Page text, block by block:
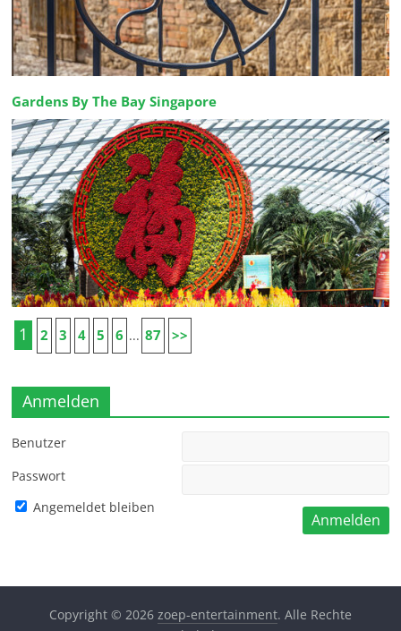
Gardens By The Bay Singapore
1 2 3 4 5 6 ... 87 >>
Anmelden
Benutzer
Passwort
Angemeldet bleiben
Copyright © 2026 zoep-entertainment. Alle Rechte